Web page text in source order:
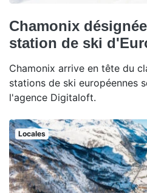
Chamonix
station de ski
Chamonix arrive en tête du
stations de ski européennes
l'agence Digitaloft.
Locales